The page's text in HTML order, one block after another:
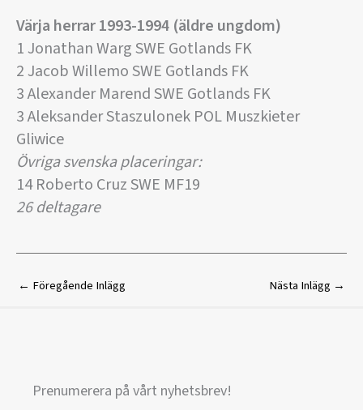
Värja herrar 1993-1994 (äldre ungdom)
1 Jonathan Warg SWE Gotlands FK
2 Jacob Willemo SWE Gotlands FK
3 Alexander Marend SWE Gotlands FK
3 Aleksander Staszulonek POL Muszkieter
Gliwice
Övriga svenska placeringar:
14 Roberto Cruz SWE MF19
26 deltagare
← Föregående Inlägg Nästa Inlägg →
Prenumerera på vårt nyhetsbrev!